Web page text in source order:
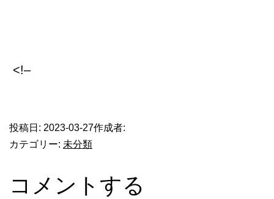
<!–
投稿日: 2023-03-27作成者:
カテゴリー: 未分類
コメントする